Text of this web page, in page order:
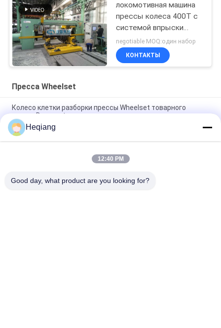
локомотивная машина
прессы колеса 400T с
системой впрыски
масла
negotiable MOQ:один набор
КОНТАКТЫ
Пресса Wheelset
Колесо клетки разборки прессы Wheelset товарного
вагона Demount линия
Железнодорожная мастерская 3000kN Wheelset
спешивается колеса прессы Φ1250mm
Пресса Wheelset метро 315 тонн с роторной вагонеткой
Heqiang
12:40 PM
Good day, what product are you looking for?